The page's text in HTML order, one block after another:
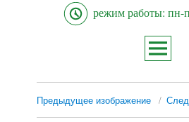
режим работы: пн-
Предыдущее изображение